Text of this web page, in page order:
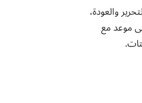
والعودة،
موعد مع